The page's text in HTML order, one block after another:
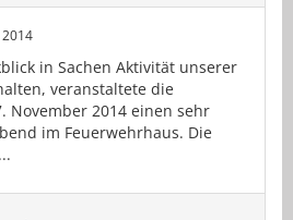
in Sachen Aktivität unserer
veranstaltete die
November 2014 einen sehr
im Feuerwehrhaus. Die